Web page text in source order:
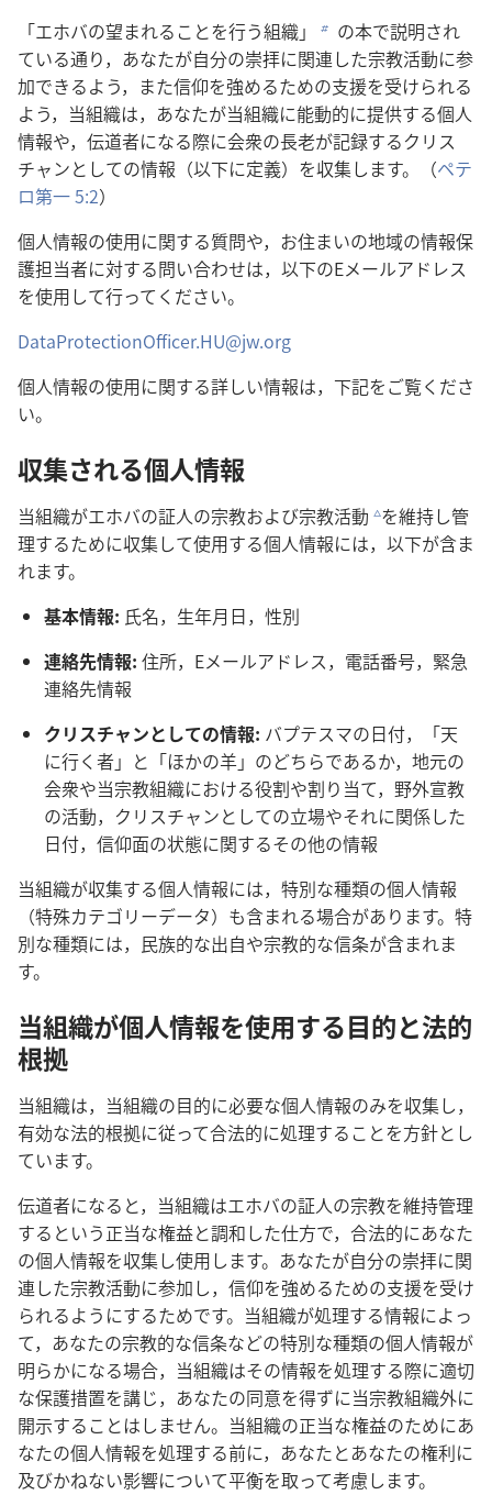
「エホバの望まれることを行う組織」
b の本で説明され
ている通り，あなたが自分の崇拝に関連した宗教活動に参
加できるよう，また信仰を強めるための支援を受けられる
よう，当組織は，あなたが当組織に能動的に提供する個人
情報や，伝道者になる際に会衆の長老が記録するクリス
チャンとしての情報（以下に定義）を収集します。（ペテ
ロ第一 5:2）
個人情報の使用に関する質問や，お住まいの地域の情報保
護担当者に対する問い合わせは，以下のEメールアドレス
を使用して行ってください。
DataProtectionOfficer.HU@jw.org
個人情報の使用に関する詳しい情報は，下記をご覧くださ
い。
収集される個人情報
当組織がエホバの証人の宗教および宗教活動 cを維持し管
理するために収集して使用する個人情報には，以下が含ま
れます。
基本情報: 氏名，生年月日，性別
連絡先情報: 住所，Eメールアドレス，電話番号，緊急
連絡先情報
クリスチャンとしての情報: バプテスマの日付，「天
に行く者」と「ほかの羊」のどちらであるか，地元の
会衆や当宗教組織における役割や割り当て，野外宣教
の活動，クリスチャンとしての立場やそれに関係した
日付，信仰面の状態に関するその他の情報
当組織が収集する個人情報には，特別な種類の個人情報
（特殊カテゴリーデータ）も含まれる場合があります。特
別な種類には，民族的な出自や宗教的な信条が含まれま
す。
当組織が個人情報を使用する目的と法的
根拠
当組織は，当組織の目的に必要な個人情報のみを収集し，
有効な法的根拠に従って合法的に処理することを方針とし
ています。
伝道者になると，当組織はエホバの証人の宗教を維持管理
するという正当な権益と調和した仕方で，合法的にあなた
の個人情報を収集し使用します。あなたが自分の崇拝に関
連した宗教活動に参加し，信仰を強めるための支援を受け
られるようにするためです。当組織が処理する情報によっ
て，あなたの宗教的な信条などの特別な種類の個人情報が
明らかになる場合，当組織はその情報を処理する際に適切
な保護措置を講じ，あなたの同意を得ずに当宗教組織外に
開示することはしません。当組織の正当な権益のためにあ
なたの個人情報を処理する前に，あなたとあなたの権利に
及びかねない影響について平衡を取って考慮します。